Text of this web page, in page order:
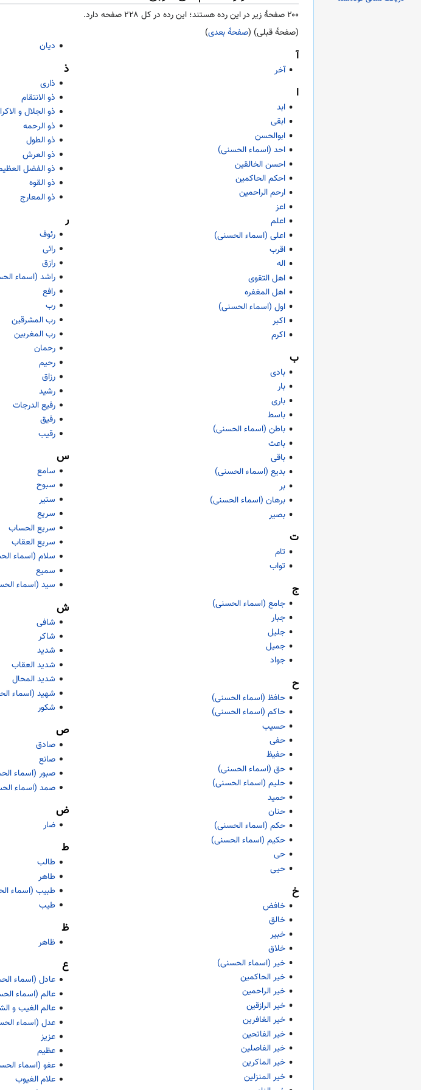
۲۰۰ صفحۀ زیر در این رده هستند؛ این رده در کل ۲۲۸ صفحه دارد.
(صفحهٔ قبلی) (صفحهٔ بعدی)
آ
آخر
ا
ابد
ابقی
ابوالحسن
احد (اسماء الحسنی)
احسن الخالقین
احکم الحاکمین
ارحم الراحمین
اعز
اعلم
اعلی (اسماء الحسنی)
اقرب
اله
اهل التقوی
اهل المغفره
اول (اسماء الحسنی)
اکبر
اکرم
ب
بادی
بار
باری
باسط
باطن (اسماء الحسنی)
باعث
باقی
بدیع (اسماء الحسنی)
بر
برهان (اسماء الحسنی)
بصیر
ت
تام
تواب
ج
جامع (اسماء الحسنی)
جبار
جلیل
جمیل
جواد
ح
حافظ (اسماء الحسنی)
حاکم (اسماء الحسنی)
حسیب
حفی
حفیظ
حق (اسماء الحسنی)
حلیم (اسماء الحسنی)
حمید
حنان
حکم (اسماء الحسنی)
حکیم (اسماء الحسنی)
حی
حیی
خ
خافض
خالق
خبیر
خلاق
خیر (اسماء الحسنی)
خیر الحاکمین
خیر الراحمین
خیر الرازقین
خیر الغافرین
خیر الفاتحین
خیر الفاصلین
خیر الماکرین
خیر المنزلین
دیان
ذ
ذاری
ذو الانتقام
ذو الجلال و
ذو الرحمه
ذو الطول
ذو العرش
ذو الفضل
ذو القوه
ذو المعارج
ر
رئوف
رائی
رازق
راشد (اسماء
رافع
رب
رب المشرقین
رب المغربین
رحمان
رحیم
رزاق
رشید
رفیع الدرجات
رفیق
رقیب
س
سامع
سبوح
ستیر
سریع
سریع الحساب
سریع العقاب
سلام (اسماء
سمیع
سید (اسماء
ش
شافی
شاکر
شدید
شدید العقاب
شدید المحال
شهید (اسماء
شکور
ص
صادق
صانع
صبور (اسماء
صمد (اسماء
ض
ضار
ط
طالب
طاهر
طبیب (اسماء
طیب
ظ
ظاهر
ع
عادل (اسماء
عالم (اسماء
عالم الغیب و
عدل (اسماء
عزیز
عظیم
عفو (اسماء
علام الغیوب